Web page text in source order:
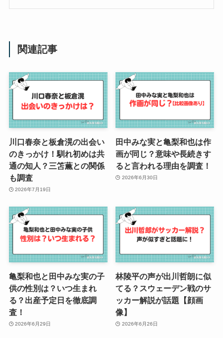
関連記事
川口春奈と板倉滉の出会い
のきっかけ！馴れ初めは共
通の知人？三笘薫との関係
も調査
2026年7月19日
田中みな実と亀梨和也は作
画が同じ？意味や長続きす
ると言われる理由を調査！
2026年6月30日
亀梨和也と田中みな実の子
供の性別は？いつ生まれ
る？出産予定日を徹底調
査！
2026年6月29日
林陵平の声が出川哲朗に似
てる？スウェーデン戦のサ
ッカー解説が話題【顔画
像】
2026年6月26日